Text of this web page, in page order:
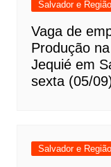
Salvador e
Vaga de
Produção
Jequié em
sexta (05/
Salvador e